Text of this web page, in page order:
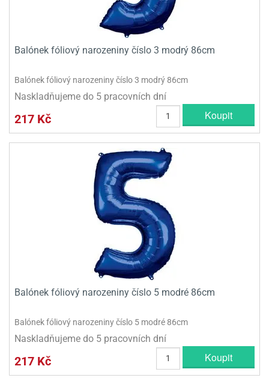
Balónek fóliový narozeniny číslo 3 modrý 86cm
Balónek fóliový narozeniny číslo 3 modrý 86cm
Naskladňujeme do 5 pracovních dní
217 Kč Koupit
Balónek fóliový narozeniny číslo 5 modré 86cm
Balónek fóliový narozeniny číslo 5 modré 86cm
Naskladňujeme do 5 pracovních dní
217 Kč Koupit